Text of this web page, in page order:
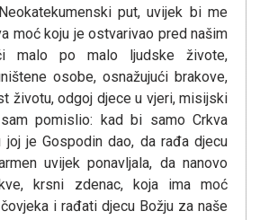
put, uvijek bi me
moć koju je ostvarivao pred našim
malo po malo ljudske živote,
osobe, osnažujući brakove,
životu, odgoj djece u vjeri, misijski
pomislio: kad bi samo Crkva
joj je Gospodin dao, da rađa djecu
uvijek ponavljala, da nanovo
krsni zdenac, koja ima moć
i rađati djecu Božju za naše